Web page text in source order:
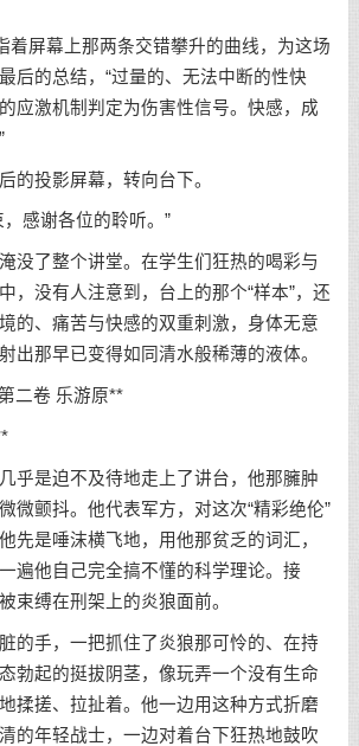
着屏幕上那两条交错攀升的曲线，为这场
后的总结，“过量的、无法中断的性快
应激机制判定为伤害性信号。快感，成
的投影屏幕，转向台下。
感谢各位的聆听。”
没了整个讲堂。在学生们狂热的喝彩与
，没有人注意到，台上的那个“样本”，还
的、痛苦与快感的双重刺激，身体无意
出那早已变得如同清水般稀薄的液体。
二卷 乐游原**
乎是迫不及待地走上了讲台，他那臃肿
微颤抖。他代表军方，对这次“精彩绝伦”
先是唾沫横飞地，用他那贫乏的词汇，
遍他自己完全搞不懂的科学理论。接
束缚在刑架上的炎狼面前。
的手，一把抓住了炎狼那可怜的、在持
勃起的挺拔阴茎，像玩弄一个没有生命
揉搓、拉扯着。他一边用这种方式折磨
的年轻战士，一边对着台下狂热地鼓吹